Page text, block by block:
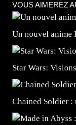
VOUS AIMEREZ
Un nouvel anime
Star Wars:
Chained Soldier :